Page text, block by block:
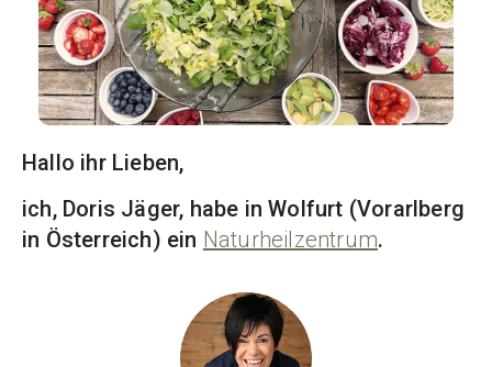
Hallo ihr Lieben,
ich, Doris Jäger, habe in Wolfurt (Vorarlberg
in Österreich) ein Naturheilzentrum.